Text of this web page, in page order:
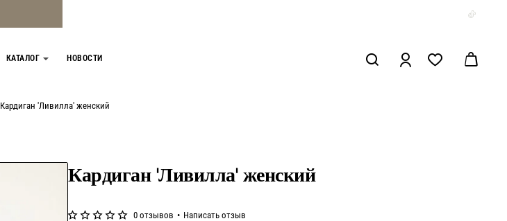
КАТАЛОГ НОВОСТИ
Кардиган 'Ливилла' женский
Кардиган 'Ливилла' женский
0 отзывов • Написать отзыв